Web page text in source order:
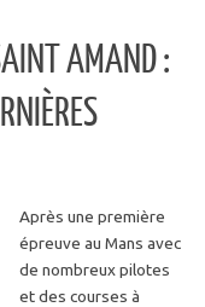
AMAND :
Après une première
épreuve au Mans avec
de nombreux pilotes
et des courses à